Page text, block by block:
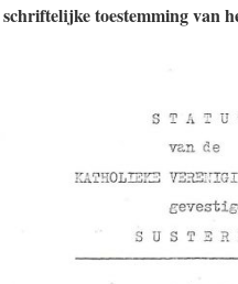
toestemming van